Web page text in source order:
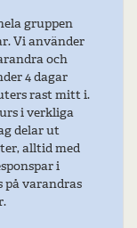
gruppen
Vi använder
och
4 dagar
rast mitt i.
i verkliga
delar ut
alltid med
i
på varandras